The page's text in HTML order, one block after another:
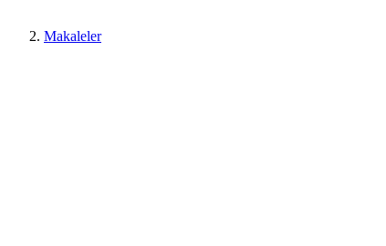
Makaleler